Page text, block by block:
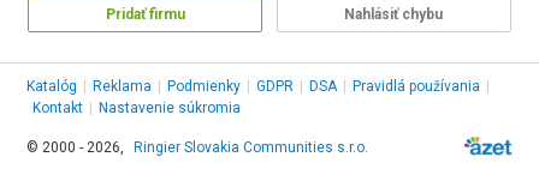
Pridať firmu Nahlásiť chybu
Katalóg Reklama Podmienky GDPR DSA Pravidlá používania
Kontakt
Nastavenie súkromia
© 2000 - 2026, Ringier Slovakia Communities s.r.o.